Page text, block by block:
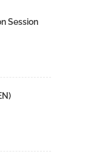
Session